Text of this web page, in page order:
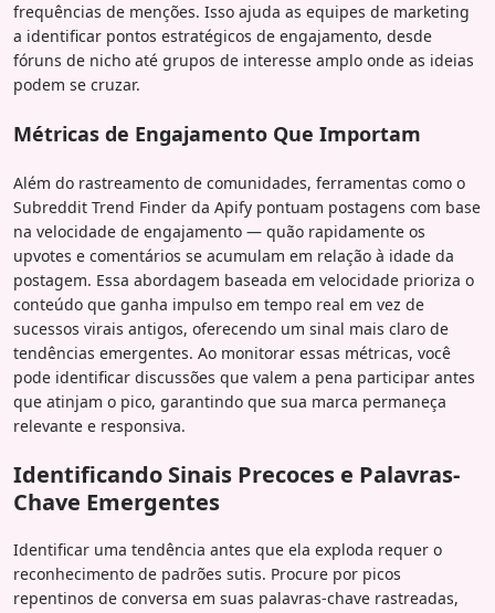
frequências de menções. Isso ajuda as equipes de marketing
a identificar pontos estratégicos de engajamento, desde
fóruns de nicho até grupos de interesse amplo onde as ideias
podem se cruzar.
Métricas de Engajamento Que Importam
Além do rastreamento de comunidades, ferramentas como o
Subreddit Trend Finder da Apify pontuam postagens com base
na velocidade de engajamento — quão rapidamente os
upvotes e comentários se acumulam em relação à idade da
postagem. Essa abordagem baseada em velocidade prioriza o
conteúdo que ganha impulso em tempo real em vez de
sucessos virais antigos, oferecendo um sinal mais claro de
tendências emergentes. Ao monitorar essas métricas, você
pode identificar discussões que valem a pena participar antes
que atinjam o pico, garantindo que sua marca permaneça
relevante e responsiva.
Identificando Sinais Precoces e Palavras-
Chave Emergentes
Identificar uma tendência antes que ela exploda requer o
reconhecimento de padrões sutis. Procure por picos
repentinos de conversa em suas palavras-chave rastreadas,